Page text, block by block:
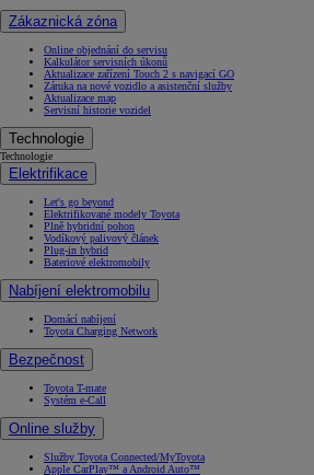
Zákaznická zóna
Online objednání do servisu
Kalkulátor servisních úkonů
Aktualizace zařízení Touch 2 s navigací GO
Záruka na nové vozidlo a asistenční služby
Aktualizace map
Servisní historie vozidel
Technologie
Technologie
Elektrifikace
Let's go beyond
Elektrifikované modely Toyota
Plně hybridní pohon
Vodíkový palivový článek
Plug-in hybrid
Bateriové elektromobily
Nabíjení elektromobilu
Domácí nabíjení
Toyota Charging Network
Bezpečnost
Toyota T-mate
Systém e-Call
Online služby
Služby Toyota Connected/MyToyota
Apple CarPlay™ a Android Auto™